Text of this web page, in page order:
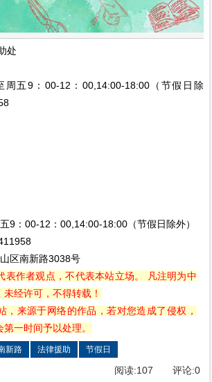
处
五9：00-12：00,14:00-18:00（节假日除
9：00-12：00,14:00-18:00（节假日除外）
区南新路3038号
表作者观点，不代表本站立场。 凡注明为中
经许可，不得转载！
，来源于网络的作品，若对您造成了侵权，
一时间予以处理。
新路 法律援助 节假日
阅读:107 评论:0